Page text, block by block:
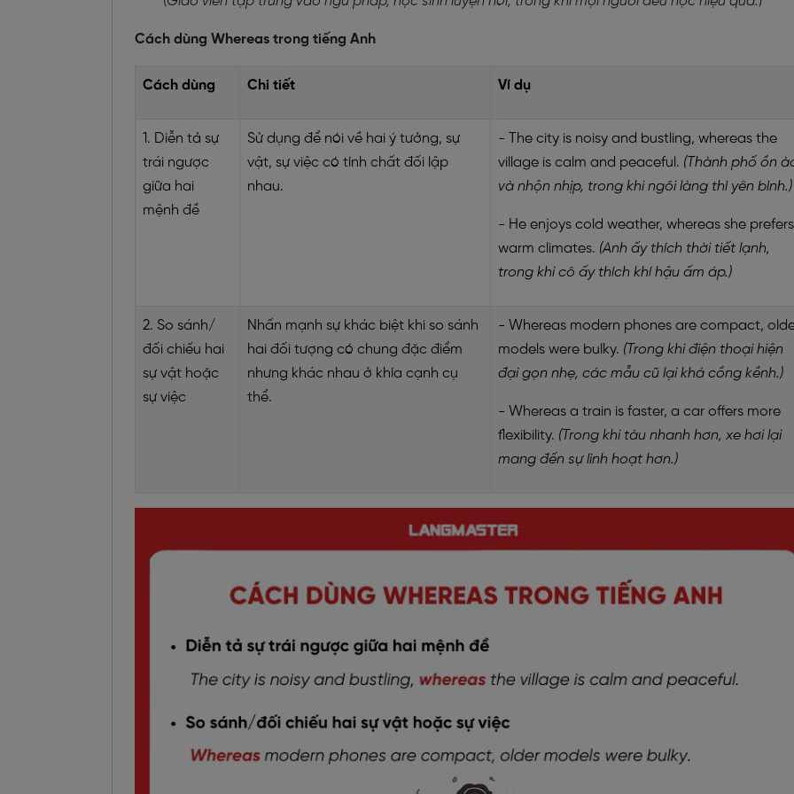
Cách dùng Whereas trong tiếng Anh
Cách dùng Chi tiết Ví dụ
1. Diễn tả sự
trái ngược
giữa hai
mệnh đề
Sử dụng để nói về hai ý tưởng, sự
vật, sự việc có tính chất đối lập
nhau.
- The city is noisy and bustling, whereas the
village is calm and peaceful. (Thành phố ồn
và nhộn nhịp, trong khi ngôi làng thì yên bình.)
- He enjoys cold weather, whereas she prefers
warm climates. (Anh ấy thích thời tiết lạnh,
trong khi cô ấy thích khí hậu ấm áp.)
2. So sánh/
đối chiếu hai
sự vật hoặc
sự việc
Nhấn mạnh sự khác biệt khi so sánh
hai đối tượng có chung đặc điểm
nhưng khác nhau ở khía cạnh cụ
thể.
- Whereas modern phones are compact,
models were bulky. (Trong khi điện thoại hiện
đại gọn nhẹ, các mẫu cũ lại khá cồng kềnh.)
- Whereas a train is faster, a car offers more
flexibility. (Trong khi tàu nhanh hơn, xe hơi lại
mang đến sự linh hoạt hơn.)